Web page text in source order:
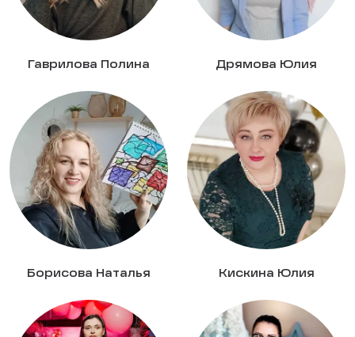
Гаврилова Полина Дрямова Юлия
Борисова Наталья Кискина Юлия